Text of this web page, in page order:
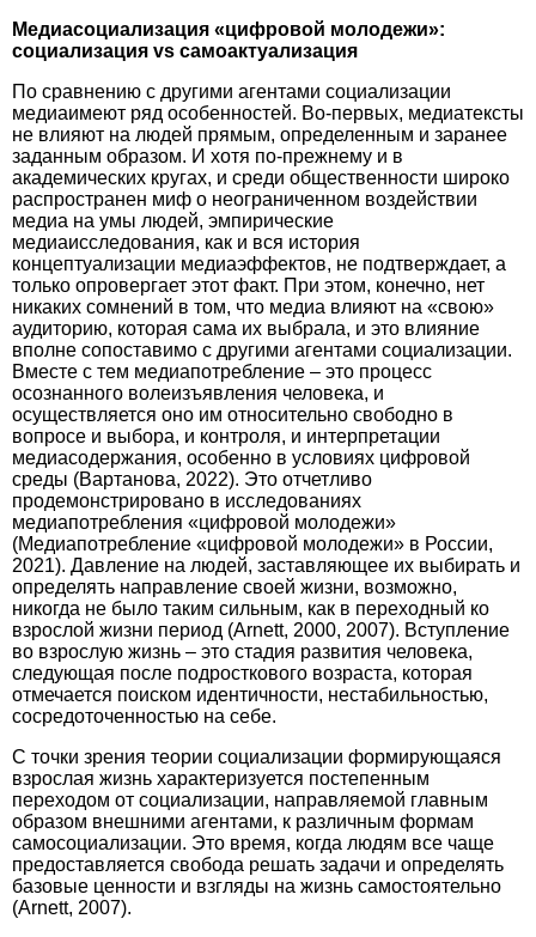
Медиасоциализация «цифровой молодежи»:
социализация vs самоактуализация
По сравнению с другими агентами социализации
медиаимеют ряд особенностей. Во-первых, медиатексты
не влияют на людей прямым, определенным и заранее
заданным образом. И хотя по-прежнему и в
академических кругах, и среди общественности широко
распространен миф о неограниченном воздействии
медиа на умы людей, эмпирические
медиаисследования, как и вся история
концептуализации медиаэффектов, не подтверждает, а
только опровергает этот факт. При этом, конечно, нет
никаких сомнений в том, что медиа влияют на «свою»
аудиторию, которая сама их выбрала, и это влияние
вполне сопоставимо с другими агентами социализации.
Вместе с тем медиапотребление – это процесс
осознанного волеизъявления человека, и
осуществляется оно им относительно свободно в
вопросе и выбора, и контроля, и интерпретации
медиасодержания, особенно в условиях цифровой
среды (Вартанова, 2022). Это отчетливо
продемонстрировано в исследованиях
медиапотребления «цифровой молодежи»
(Медиапотребление «цифровой молодежи» в России,
2021). Давление на людей, заставляющее их выбирать и
определять направление своей жизни, возможно,
никогда не было таким сильным, как в переходный ко
взрослой жизни период (Arnett, 2000, 2007). Вступление
во взрослую жизнь – это стадия развития человека,
следующая после подросткового возраста, которая
отмечается поиском идентичности, нестабильностью,
сосредоточенностью на себе.
С точки зрения теории социализации формирующаяся
взрослая жизнь характеризуется постепенным
переходом от социализации, направляемой главным
образом внешними агентами, к различным формам
самосоциализации. Это время, когда людям все чаще
предоставляется свобода решать задачи и определять
базовые ценности и взгляды на жизнь самостоятельно
(Arnett, 2007).